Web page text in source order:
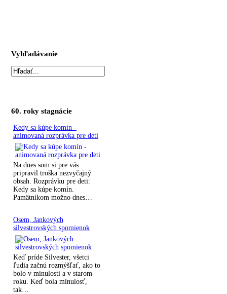
Vyhľadávanie
60. roky stagnácie
Kedy sa kúpe komín -
animovaná rozprávka pre deti
Na dnes som si pre vás
pripravil troška nezvyčajný
obsah. Rozprávku pre deti:
Kedy sa kúpe komín.
Pamätníkom možno dnes…
Osem, Jankových
silvestrovských spomienok
Keď príde Silvester, všetci
ľudia začnú rozmýšľať, ako to
bolo v minulosti a v starom
roku. Keď bola minulosť,
tak…